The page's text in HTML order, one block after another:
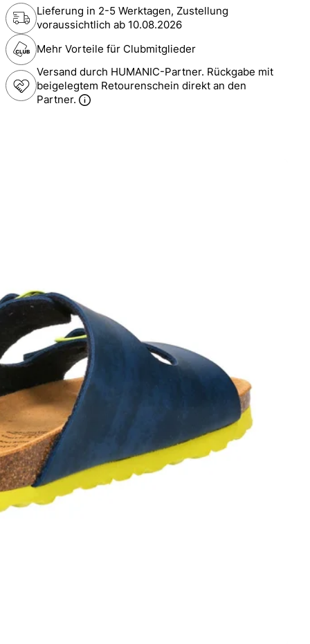
Lieferung in 2-5 Werktagen, Zustellung
voraussichtlich ab 10.08.2026
Mehr Vorteile für Clubmitglieder
Versand durch HUMANIC-Partner. Rückgabe mit
beigelegtem Retourenschein direkt an den
Partner.